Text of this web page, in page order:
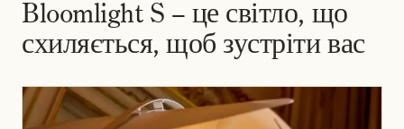
Bloomlight S – це світло, що
схиляється, щоб зустріти вас